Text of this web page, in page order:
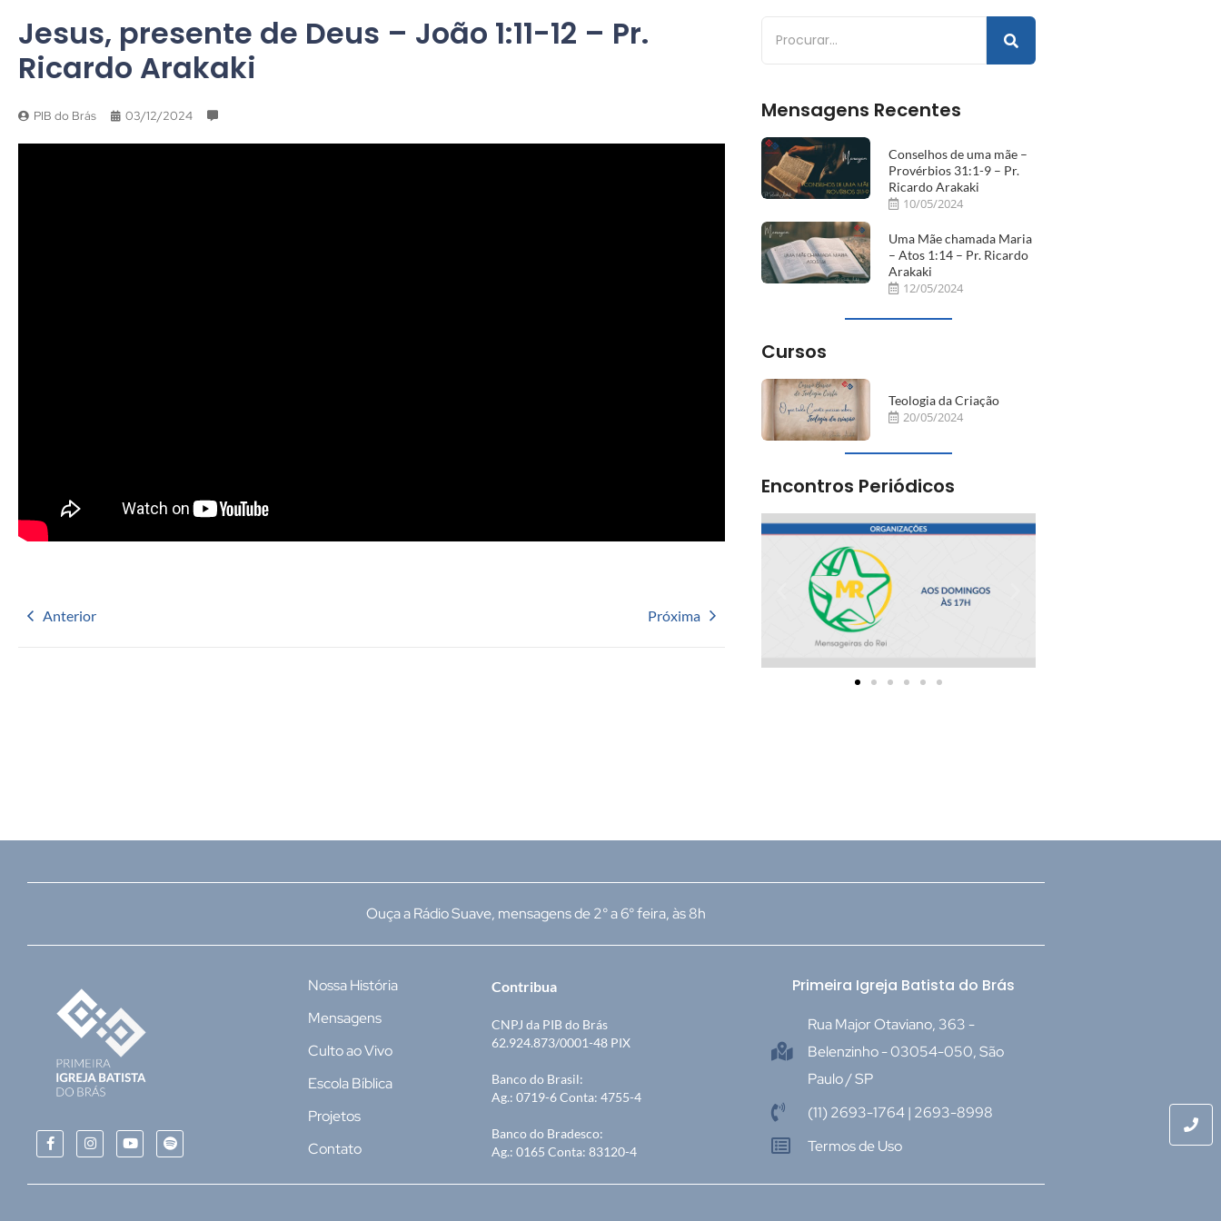
Jesus, presente de Deus – João 1:11-12 – Pr.
Ricardo Arakaki
PIB do Brás 03/12/2024
Anterior Próxima
Mensagens Recentes
Conselhos de uma mãe –
Provérbios 31:1-9 – Pr.
Ricardo Arakaki
10/05/2024
Uma Mãe chamada Maria
– Atos 1:14 – Pr. Ricardo
Arakaki
12/05/2024
Cursos
Teologia da Criação
20/05/2024
Encontros Periódicos
Ouça a Rádio Suave, mensagens de 2° a 6° feira, às 8h
Nossa História
Mensagens
Culto ao Vivo
Escola Bíblica
Projetos
Contato
Contribua
CNPJ da PIB do Brás
62.924.873/0001-48 PIX
Banco do Brasil:
Ag.: 0719-6 Conta: 4755-4
Banco do Bradesco:
Ag.: 0165 Conta: 83120-4
Primeira Igreja Batista do Brás
Rua Major Otaviano, 363 -
Belenzinho - 03054-050, São
Paulo / SP
(11) 2693-1764 | 2693-8998
Termos de Uso